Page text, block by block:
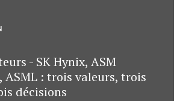
- SK Hynix, ASM
: trois valeurs, trois
décisions